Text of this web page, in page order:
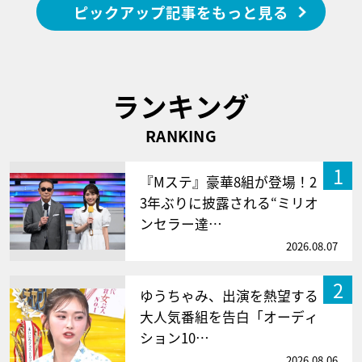
ピックアップ記事をもっと見る
ランキング
RANKING
1
『Mステ』豪華8組が登場！2
3年ぶりに披露される“ミリオ
ンセラー達…
2026.08.07
2
ゆうちゃみ、出演を熱望する
大人気番組を告白「オーディ
ション10…